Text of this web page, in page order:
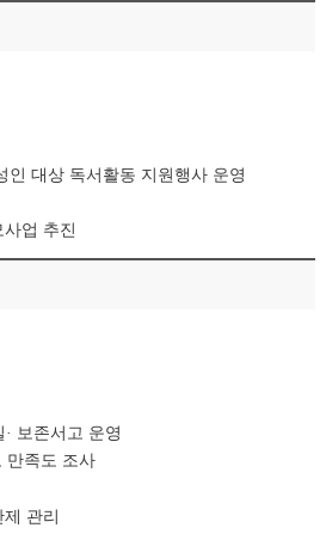
인 대상 독서활동 지원행사 운영
업 추진
보존서고 운영
만족도 조사
관리